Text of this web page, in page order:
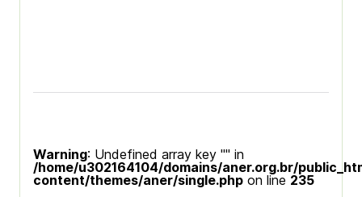
Warning: Undefined array key "" in
/home/u302164104/domains/aner.org.br/
content/themes/aner/single.php on line 235